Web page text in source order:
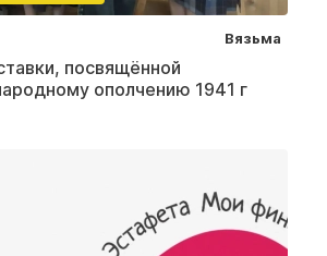
Вязьма
посвящённой
ополчению 1941 г